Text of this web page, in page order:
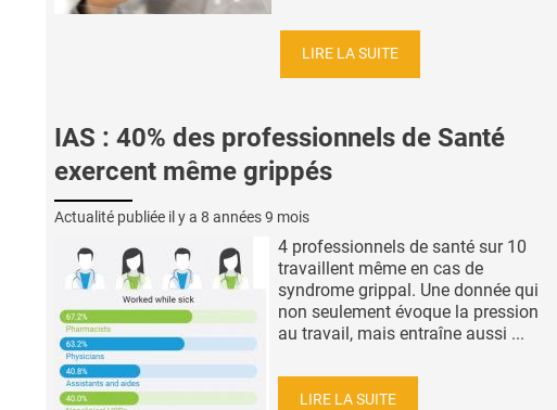
LIRE LA SUITE
IAS : 40% des professionnels de Santé
exercent même grippés
Actualité publiée il y a 8 années 9 mois
4 professionnels de santé sur 10
travaillent même en cas de
syndrome grippal. Une donnée qui
non seulement évoque la pression
au travail, mais entraîne aussi ...
LIRE LA SUITE